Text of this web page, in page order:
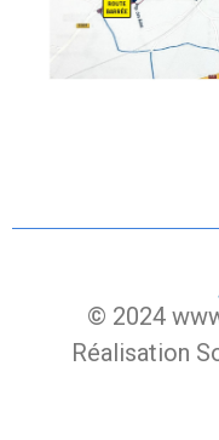
© 2024
Réalisation